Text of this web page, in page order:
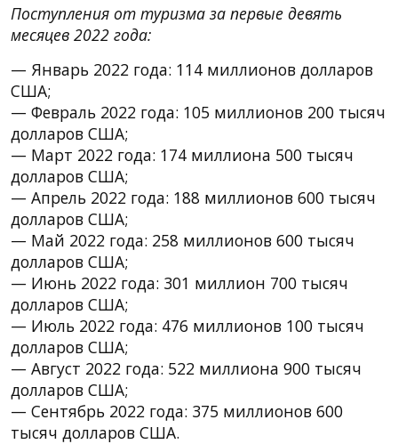
Поступления от туризма за первые девять
месяцев 2022 года:
— Январь 2022 года: 114 миллионов долларов
США;
— Февраль 2022 года: 105 миллионов 200 тысяч
долларов США;
— Март 2022 года: 174 миллиона 500 тысяч
долларов США;
— Апрель 2022 года: 188 миллионов 600 тысяч
долларов США;
— Май 2022 года: 258 миллионов 600 тысяч
долларов США;
— Июнь 2022 года: 301 миллион 700 тысяч
долларов США;
— Июль 2022 года: 476 миллионов 100 тысяч
долларов США;
— Август 2022 года: 522 миллиона 900 тысяч
долларов США;
— Сентябрь 2022 года: 375 миллионов 600
тысяч долларов США.